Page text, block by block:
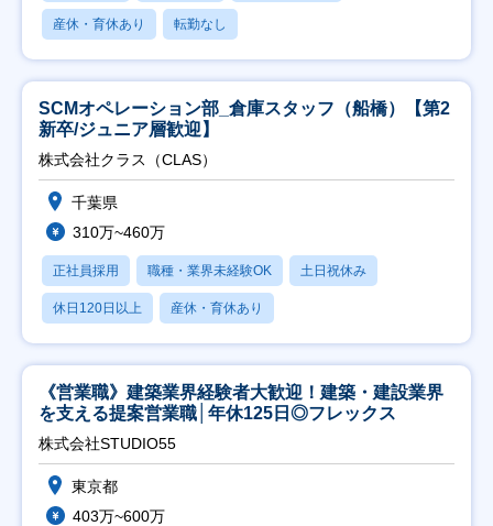
産休・育休あり 転勤なし
SCMオペレーション部_倉庫スタッフ（船橋）【第2
新卒/ジュニア層歓迎】
株式会社クラス（CLAS）
千葉県
310万~460万
正社員採用 職種・業界未経験OK 土日祝休み
休日120日以上 産休・育休あり
《営業職》建築業界経験者大歓迎！建築・建設業界
を支える提案営業職│年休125日◎フレックス
株式会社STUDIO55
東京都
403万~600万